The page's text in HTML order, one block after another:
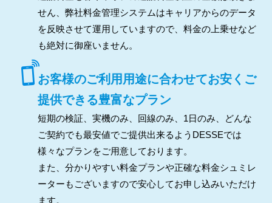
せん、弊社料金管理システムはキャリアからのデータ
を反映させて運用していますので、料金の上乗せなど
も絶対に御座いません。
お客様のご利用用途に合わせてお安くご
提供できる豊富なプラン
短期の検証、実機のみ、回線のみ、1日のみ、どんな
ご契約でも最安値でご提供出来るようDESSEでは
様々なプランをご用意しております。
また、分かりやすい料金プランや正確な料金シュミレ
ーターもございますので安心してお申し込みいただけ
ます。